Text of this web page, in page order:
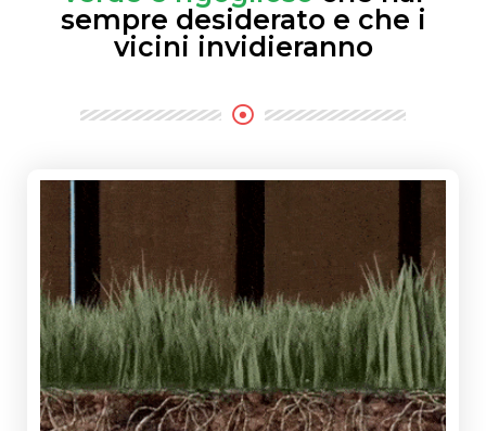
sempre desiderato e che i
vicini invidieranno